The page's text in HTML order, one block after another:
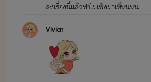
ลงเรื่องนี้แล้วทำไมเพิ่งมาเห็นนนน
Vivien